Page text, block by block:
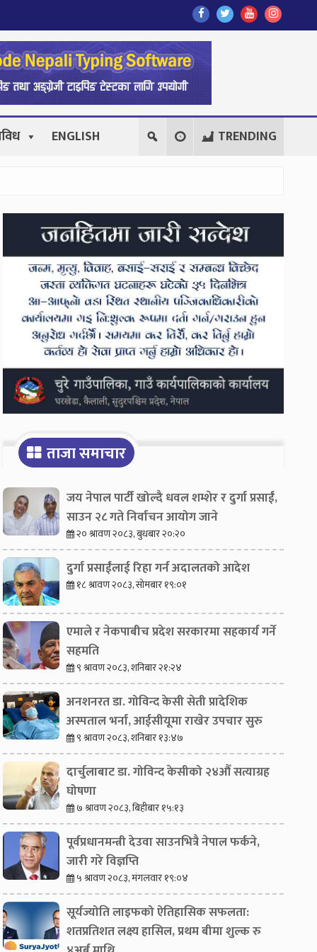
Find
Us
On
Facebook
Find
Us
Find
Us
Follow
Us
ENGLISH TRENDING
Secondary
Sidebar
ताजा समाचार
जय नेपाल पार्टी खोल्दै धवल शम्शेर र दुर्गा प्रसाईं,
साउन २८ गते निर्वाचन आयोग जाने
२० श्रावण २०८३, बुधबार २०:२०
दुर्गा प्रसाईंलाई रिहा गर्न अदालतको आदेश
१८ श्रावण २०८३, सोमबार १९:०१
एमाले र नेकपाबीच प्रदेश सरकारमा सहकार्य गर्ने
सहमति
९ श्रावण २०८३, शनिबार २१:२४
अनशनरत डा. गोविन्द केसी सेती प्रादेशिक
अस्पताल भर्ना, आईसीयूमा राखेर उपचार सुरु
९ श्रावण २०८३, शनिबार १३:४७
दार्चुलाबाट डा. गोविन्द केसीको २४औँ सत्याग्रह
घोषणा
७ श्रावण २०८३, बिहीबार १५:१३
पूर्वप्रधानमन्त्री देउवा साउनभित्रै नेपाल फर्कने,
जारी गरे विज्ञप्ति
५ श्रावण २०८३, मंगलवार १९:०४
सूर्यज्योति लाइफको ऐतिहासिक सफलता:
शतप्रतिशत लक्ष्य हासिल, प्रथम बीमा शुल्क रु